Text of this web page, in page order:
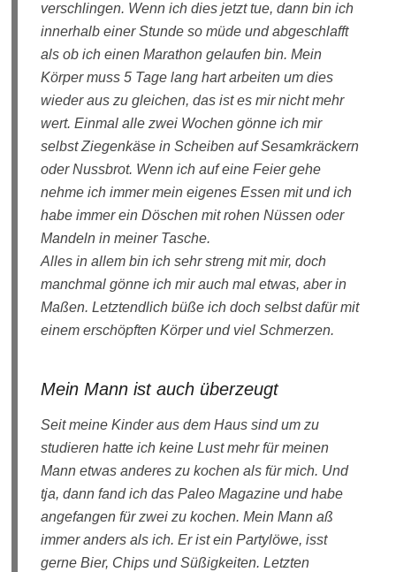
verschlingen. Wenn ich dies jetzt tue, dann bin ich
innerhalb einer Stunde so müde und abgeschlafft
als ob ich einen Marathon gelaufen bin. Mein
Körper muss 5 Tage lang hart arbeiten um dies
wieder aus zu gleichen, das ist es mir nicht mehr
wert. Einmal alle zwei Wochen gönne ich mir
selbst Ziegenkäse in Scheiben auf Sesamkräckern
oder Nussbrot. Wenn ich auf eine Feier gehe
nehme ich immer mein eigenes Essen mit und ich
habe immer ein Döschen mit rohen Nüssen oder
Mandeln in meiner Tasche.
Alles in allem bin ich sehr streng mit mir, doch
manchmal gönne ich mir auch mal etwas, aber in
Maßen. Letztendlich büße ich doch selbst dafür mit
einem erschöpften Körper und viel Schmerzen.
Mein Mann ist auch überzeugt
Seit meine Kinder aus dem Haus sind um zu
studieren hatte ich keine Lust mehr für meinen
Mann etwas anderes zu kochen als für mich. Und
tja, dann fand ich das Paleo Magazine und habe
angefangen für zwei zu kochen. Mein Mann aß
immer anders als ich. Er ist ein Partylöwe, isst
gerne Bier, Chips und Süßigkeiten. Letzten